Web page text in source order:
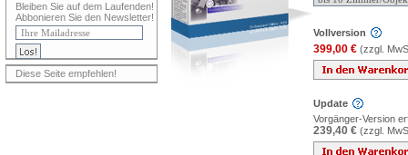
Bleiben Sie auf dem Laufenden!
Abbonieren Sie den Newsletter!
Diese Seite empfehlen!
Vollversion
399,00 € (zzgl.
Update
Vorgänger-Version
239,40 € (zzgl.